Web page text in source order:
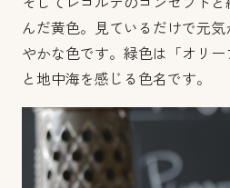
そしてレコルテのコンセプト
んだ黄色。見ているだけで元
やかな色です。緑色は「オリー
と地中海を感じる色名です。